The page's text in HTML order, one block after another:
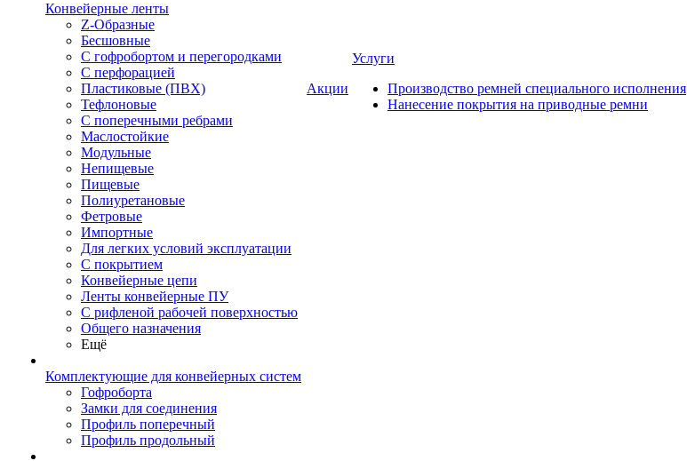
Конвейерные ленты
Z-Образные
Бесшовные
С гофробортом и перегородками
С перфорацией
Пластиковые (ПВХ)
Тефлоновые
С поперечными ребрами
Маслостойкие
Модульные
Непищевые
Пищевые
Полиуретановые
Фетровые
Импортные
Для легких условий эксплуатации
С покрытием
Конвейерные цепи
Ленты конвейерные ПУ
С рифленой рабочей поверхностью
Общего назначения
Ещё
Комплектующие для конвейерных систем
Гофроборта
Замки для соединения
Профиль поперечный
Профиль продольный
Акции
Услуги
Производство ремней специального исполнения
Нанесение покрытия на приводные ремни